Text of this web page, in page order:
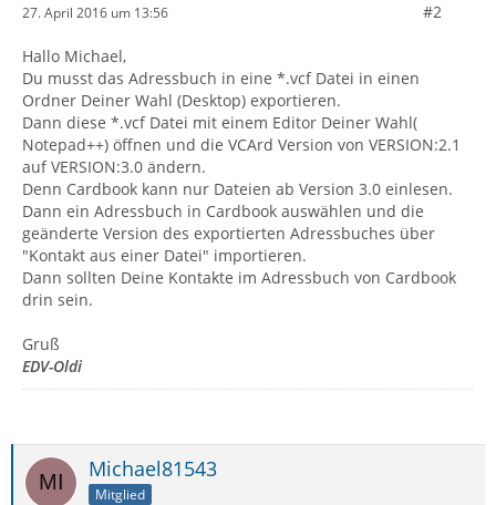
27. April 2016 um 13:56 #2
Hallo Michael,
Du musst das Adressbuch in eine *.vcf Datei in einen
Ordner Deiner Wahl (Desktop) exportieren.
Dann diese *.vcf Datei mit einem Editor Deiner Wahl(
Notepad++) öffnen und die VCArd Version von VERSION:2.1
auf VERSION:3.0 ändern.
Denn Cardbook kann nur Dateien ab Version 3.0 einlesen.
Dann ein Adressbuch in Cardbook auswählen und die
geänderte Version des exportierten Adressbuches über
"Kontakt aus einer Datei" importieren.
Dann sollten Deine Kontakte im Adressbuch von Cardbook
drin sein.
Gruß
EDV-Oldi
Michael81543
Mitglied